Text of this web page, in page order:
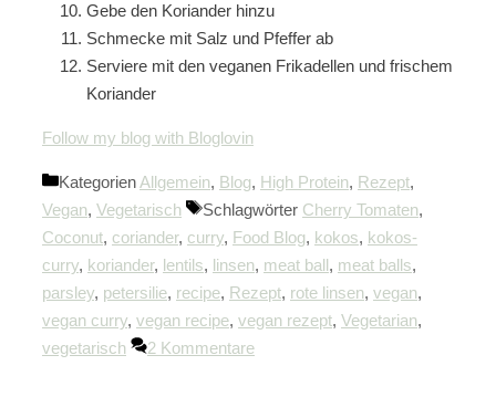
Gebe den Koriander hinzu
Schmecke mit Salz und Pfeffer ab
Serviere mit den veganen Frikadellen und frischem
Koriander
Follow my blog with Bloglovin
KategorienAllgemein, Blog, High Protein, Rezept,
Vegan, Vegetarisch Schlagwörter Cherry Tomaten,
Coconut, coriander, curry, Food Blog, kokos, kokos-
curry, koriander, lentils, linsen, meat ball , meat balls,
parsley, petersilie, recipe, Rezept, rote linsen, vegan,
vegan curry, vegan recipe, vegan rezept, Vegetarian,
vegetarisch
2 Kommentare